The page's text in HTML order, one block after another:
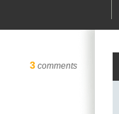
3 comments